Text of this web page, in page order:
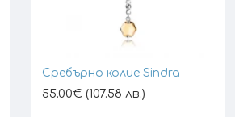
Сребърно колие Sindra
55.00€ (107.58 лв.)